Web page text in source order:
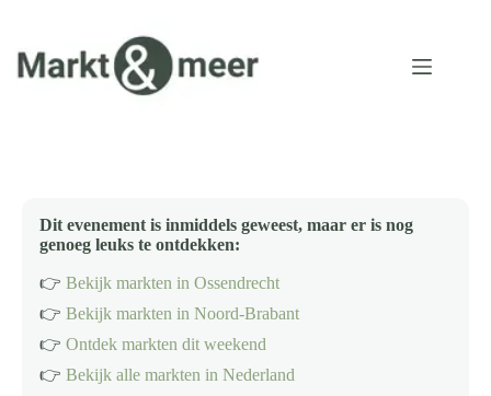
inhoud
Dit evenement is inmiddels geweest, maar er is nog
genoeg leuks te ontdekken:
👉 Bekijk markten in Ossendrecht
👉 Bekijk markten in Noord-Brabant
👉 Ontdek markten dit weekend
👉 Bekijk alle markten in Nederland